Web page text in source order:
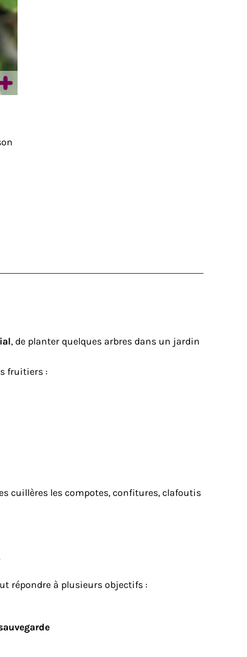
, de planter quelques arbres dans un jardin
fruitiers :
cuillères les compotes, confitures, clafoutis
répondre à plusieurs objectifs :